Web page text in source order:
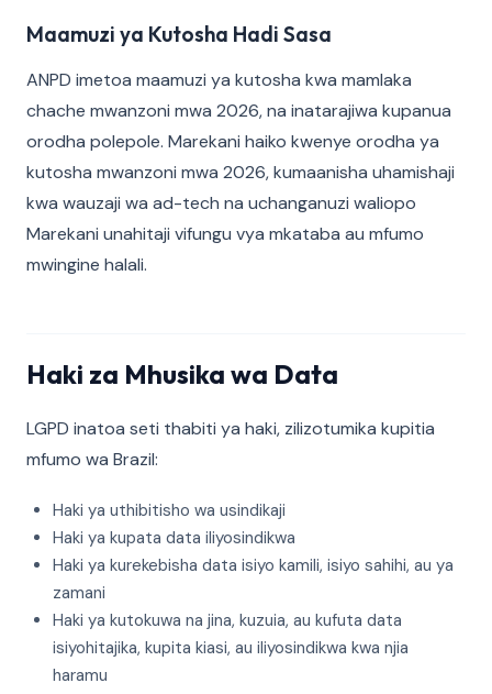
Maamuzi ya Kutosha Hadi Sasa
ANPD imetoa maamuzi ya kutosha kwa mamlaka
chache mwanzoni mwa 2026, na inatarajiwa kupanua
orodha polepole. Marekani haiko kwenye orodha ya
kutosha mwanzoni mwa 2026, kumaanisha uhamishaji
kwa wauzaji wa ad-tech na uchanganuzi waliopo
Marekani unahitaji vifungu vya mkataba au mfumo
mwingine halali.
Haki za Mhusika wa Data
LGPD inatoa seti thabiti ya haki, zilizotumika kupitia
mfumo wa Brazil:
Haki ya uthibitisho wa usindikaji
Haki ya kupata data iliyosindikwa
Haki ya kurekebisha data isiyo kamili, isiyo sahihi, au ya
zamani
Haki ya kutokuwa na jina, kuzuia, au kufuta data
isiyohitajika, kupita kiasi, au iliyosindikwa kwa njia
haramu